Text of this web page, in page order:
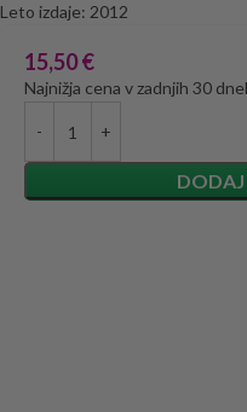
Leto izdaje: 2012
15,50€
Najnižja cena v zadnjih 30